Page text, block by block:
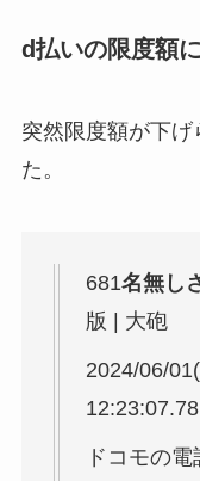
d払いの限度額
突然限度額が下
た。
681名無し
版 | 大砲
2024/06/
ドコモの